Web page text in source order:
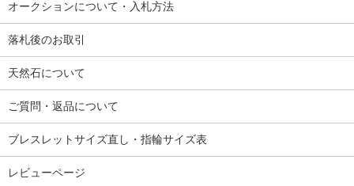
オークションについて・入札方法
落札後のお取引
天然石について
ご質問・返品について
ブレスレットサイズ直し・指輪サイズ表
レビューページ